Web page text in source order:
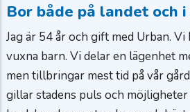
Bor både på landet och i
Jag är 54 år och gift med Urban.
vuxna barn. Vi delar en lägenhet
men tillbringar mest tid på vår gård
gillar stadens puls och möjligheter